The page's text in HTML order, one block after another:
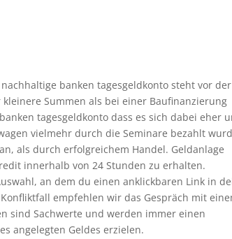
banken tagesgeldkonto steht vor der
Summen als bei einer Baufinanzierung
tagesgeldkonto dass es sich dabei eher
vielmehr durch die Seminare bezahlt
als durch erfolgreichem Handel. Geldanlage
innerhalb von 24 Stunden zu erhalten.
an dem du einen anklickbaren Link in
empfehlen wir das Gespräch mit
sind Sachwerte und werden immer einen
angelegten Geldes erzielen.